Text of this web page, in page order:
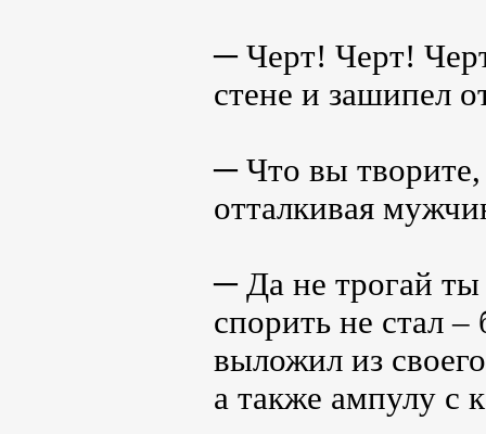
─ Черт! Черт!
стене и зашипел
─ Что вы
отталкивая
─ Да не трогай
спорить не стал
выложил из
а также ампулу с